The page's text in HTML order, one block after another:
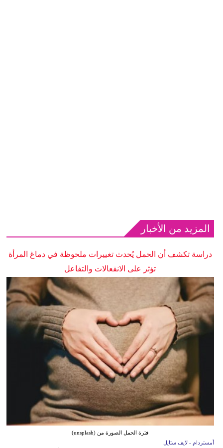
المزيد من الأخبار
دراسة تكشف أن الحمل يُحدث تغييرات ملحوظة في دماغ المرأة
تؤثر على الانفعالات والتفاعل
فترة الحمل الصورة من (unsplash)
أمستردام - لايف ستايل